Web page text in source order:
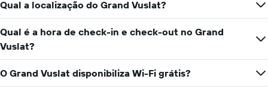
Qual a localização do Grand Vuslat?
Qual é a hora de check-in e check-out no Grand
Vuslat?
O Grand Vuslat disponibiliza Wi-Fi grátis?